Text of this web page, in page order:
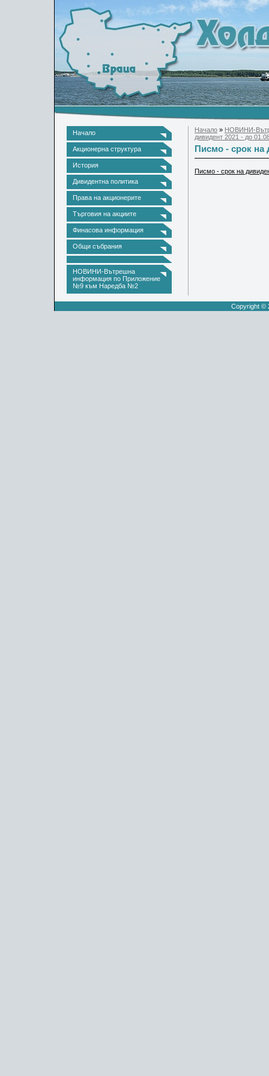
Начало
Акционерна структура
История
Дивидентна политика
Права на акционерите
Търговия на акциите
Финасова информация
Общи събрания
НОВИНИ-Вътрешна
информация по Приложение
№9 към Наредба №2
Начало » НОВИНИ-
дивидент 2021 - до
Писмо - срок на
Писмо - срок на
Copyright ©